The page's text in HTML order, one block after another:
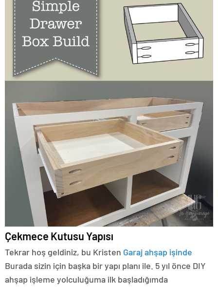
Çekmece Kutusu Yapısı
Tekrar hoş geldiniz, bu Kristen Garaj ahşap işinde
Burada sizin için başka bir yapı planı ile. 5 yıl önce DIY
ahşap işleme yolculuğuma ilk başladığımda